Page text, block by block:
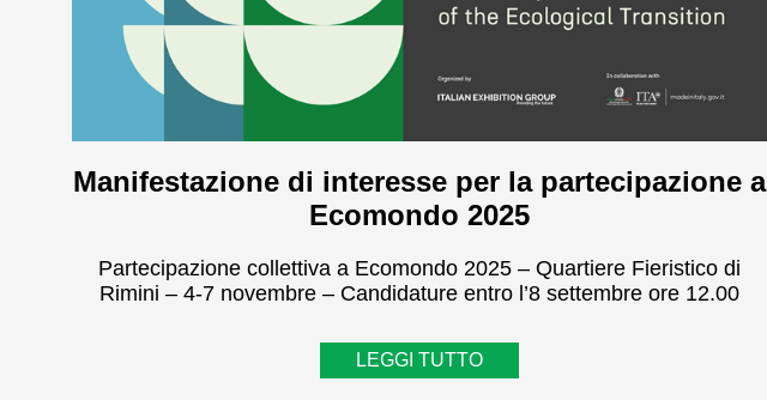
Manifestazione di interesse per la partecipazione a
Ecomondo 2025
Partecipazione collettiva a Ecomondo 2025 – Quartiere Fieristico di
Rimini – 4-7 novembre – Candidature entro l’8 settembre ore 12.00
LEGGI TUTTO